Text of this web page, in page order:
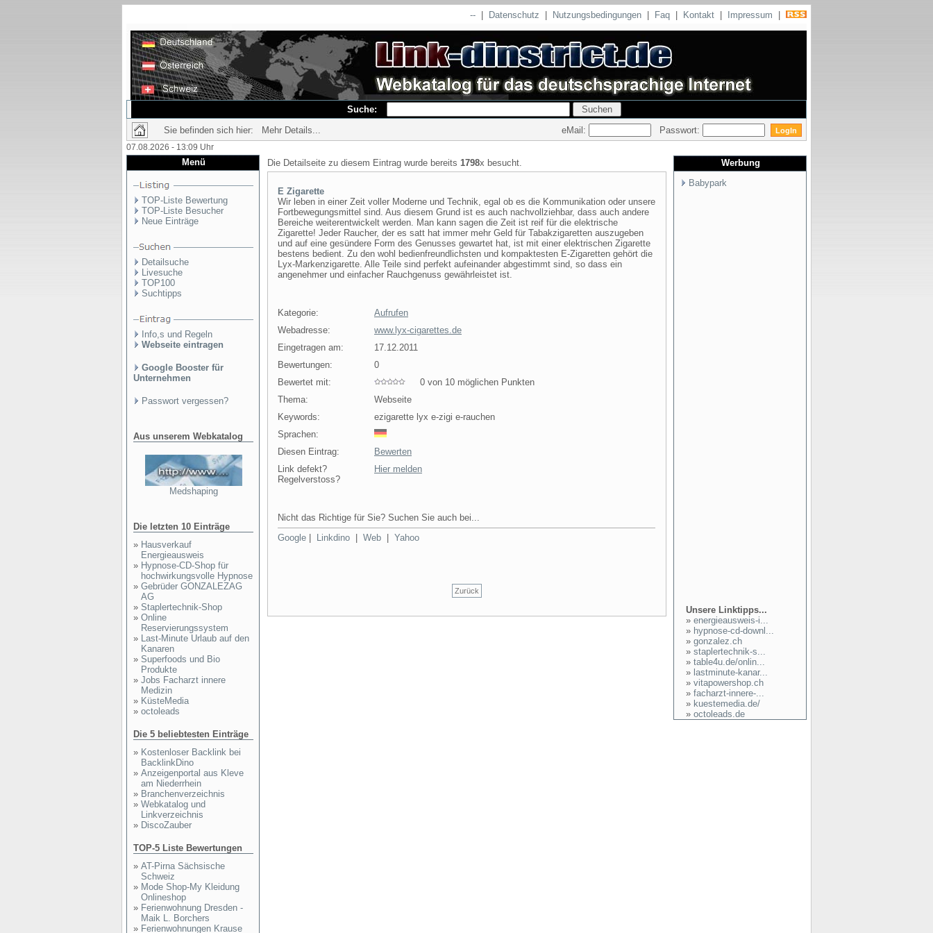
-- Datenschutz Nutzungsbedingungen Faq Kontakt Impressum
Suche:
Sie befinden sich hier: Mehr Details...
eMail: Passwort:
07.08.2026 - 13:09 Uhr
Menü
TOP-Liste Bewertung
TOP-Liste Besucher
Neue Einträge
Detailsuche
Livesuche
TOP100
Suchtipps
Info,s und Regeln
Webseite eintragen
Google Booster für
Unternehmen
Passwort vergessen?
Aus unserem Webkatalog
Medshaping
Die letzten 10 Einträge
» Hausverkauf
Energieausweis
» Hypnose-CD-Shop für
hochwirkungsvolle Hypnose
» Gebrüder GONZALEZAG
AG
» Staplertechnik-Shop
» Online
Reservierungssystem
» Last-Minute Urlaub auf den
Kanaren
» Superfoods und Bio
Produkte
» Jobs Facharzt innere
Medizin
» KüsteMedia
» octoleads
Die 5 beliebtesten Einträge
» Kostenloser Backlink bei
BacklinkDino
» Anzeigenportal aus Kleve
am Niederrhein
» Branchenverzeichnis
» Webkatalog und
Linkverzeichnis
» DiscoZauber
TOP-5 Liste Bewertungen
» AT-Pirna Sächsische
Schweiz
» Mode Shop-My Kleidung
Onlineshop
» Ferienwohnung Dresden -
Maik L. Borchers
» Ferienwohnungen Krause
Die Detailseite zu diesem Eintrag wurde bereits 1798x besucht.
E Zigarette
Wir leben in einer Zeit voller Moderne und Technik, egal ob es die Kommunikation oder unsere
Fortbewegungsmittel sind. Aus diesem Grund ist es auch nachvollziehbar, dass auch andere
Bereiche weiterentwickelt werden. Man kann sagen die Zeit ist reif für die elektrische
Zigarette! Jeder Raucher, der es satt hat immer mehr Geld für Tabakzigaretten auszugeben
und auf eine gesündere Form des Genusses gewartet hat, ist mit einer elektrischen Zigarette
bestens bedient. Zu den wohl bedienfreundlichsten und kompaktesten E-Zigaretten gehört die
Lyx-Markenzigarette. Alle Teile sind perfekt aufeinander abgestimmt sind, so dass ein
angenehmer und einfacher Rauchgenuss gewährleistet ist.
Kategorie:
Aufrufen
Webadresse:
www.lyx-cigarettes.de
Eingetragen am:
17.12.2011
Bewertungen:
0
Bewertet mit:
0 von 10 möglichen Punkten
Thema:
Webseite
Keywords:
ezigarette lyx e-zigi e-rauchen
Sprachen:
Diesen Eintrag:
Bewerten
Link defekt?
Regelverstoss?
Hier melden
Nicht das Richtige für Sie? Suchen Sie auch bei...
Google
Linkdino Web Yahoo
Zurück
Werbung
Babypark
Unsere Linktipps...
» energieausweis-i...
» hypnose-cd-downl...
» gonzalez.ch
» staplertechnik-s...
» table4u.de/onlin...
» lastminute-kanar...
» vitapowershop.ch
» facharzt-innere-...
» kuestemedia.de/
» octoleads.de